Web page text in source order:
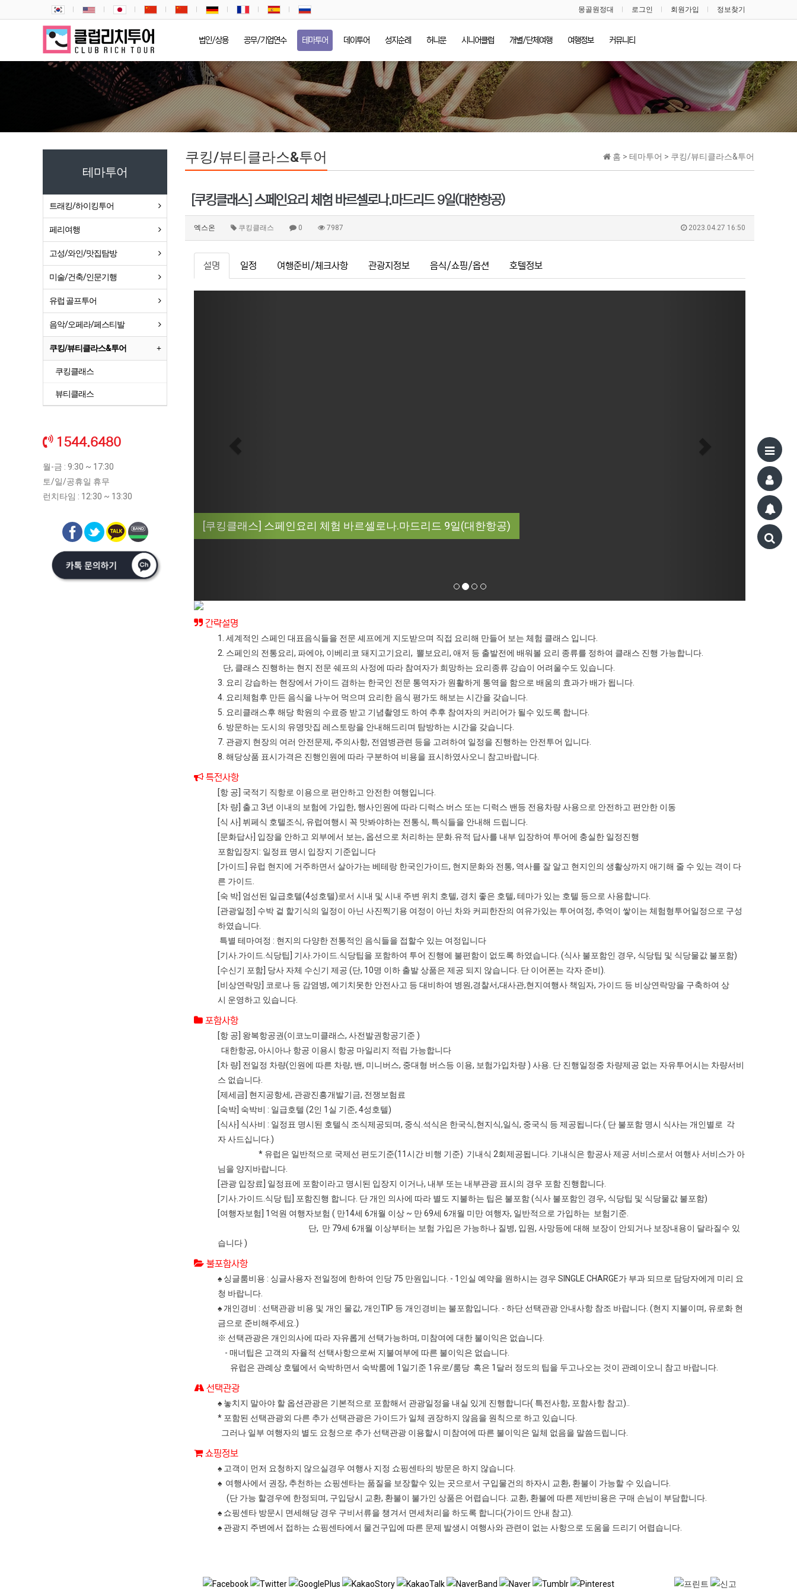
몽골원정대 로그인 회원가입 정보찾기
법인/상용 공무/기업연수 테마투어 데이투어 성지순례 허니문 시니어클럽 개별/단체여행 여행정보 커뮤니티
홈 > 테마투어 > 쿠킹/뷰티클라스&투어
쿠킹/뷰티클라스&투어
[쿠킹클래스] 스페인요리 체험 바르셀로나.마드리드 9일(대한항공)
엑스온 쿠킹클래스 0 7987 2023.04.27 16:50
설명 일정 여행준비/체크사항 관광지정보 음식/쇼핑/옵션 호텔정보
[쿠킹클래스] 스페인요리 체험 바르셀로나.마드리드 9일(대한항공)
간략설명
1. 세계적인 스페인 대표음식들을 전문 셰프에게 지도받으며 직접 요리해 만들어 보는 체험 클래스 입니다.
2. 스페인의 전통요리, 파에야, 이베리코 돼지고기요리, 뽈보요리, 애저 등 출발전에 배워볼 요리 종류를 정하여 클래스 진행 가능합니다.
단, 클래스 진행하는 현지 전문 쉐프의 사정에 따라 참여자가 희망하는 요리종류 강습이 어려울수도 있습니다.
3. 요리 강습하는 현장에서 가이드 겸하는 한국인 전문 통역자가 원활하게 통역을 함으로 배움의 효과가 배가 됩니다.
4. 요리체험후 만든 음식을 나누어 먹으며 요리한 음식 평가도 해보는 시간을 갖습니다.
5. 요리클래스후 해당 학원의 수료증 받고 기념촬영도 하여 추후 참여자의 커리어가 될수 있도록 합니다.
6. 방문하는 도시의 유명맛집 레스토랑을 안내해드리며 탐방하는 시간을 갖습니다.
7. 관광지 현장의 여러 안전문제, 주의사항, 전염병관련 등을 고려하여 일정을 진행하는 안전투어 입니다.
8. 해당상품 표시가격은 진행인원에 따라 구분하여 비용을 표시하였사오니 참고바랍니다.
특전사항
[항 공] 국적기 직항로 이용으로 편안하고 안전한 여행입니다.
[차 량] 출고 3년 이내의 보험에 가입한, 행사인원에 따라 디럭스 버스 또는 디럭스 밴등 전용차량 사용으로 안전하고 편안한 이동
[식 사] 뷔페식 호텔조식, 유럽여행시 꼭 맛봐야하는 전통식, 특식들을 안내해 드립니다.
[문화답사] 입장을 안하고 외부에서 보는, 옵션으로 처리하는 문화.유적 답사를 내부 입장하여 투어에 충실한 일정진행
포함입장지: 일정표 명시 입장지 기준입니다
[가이드] 유럽 현지에 거주하면서 살아가는 베테랑 한국인가이드, 현지문화와 전통, 역사를 잘 알고 현지인의 생활상까지 애기해 줄 수 있는 격이 다
른 가이드.
[숙 박] 엄선된 일급호텔(4성호텔)로서 시내 및 시내 주변 위치 호텔, 경치 좋은 호텔, 테마가 있는 호텔 등으로 사용합니다.
[관광일정] 수박 겉 핥기식의 일정이 아닌 사진찍기용 여정이 아닌 차와 커피한잔의 여유가있는 투어여정, 추억이 쌓이는 체험형투어일정으로 구성
하였습니다.
특별 테마여정 : 현지의 다양한 전통적인 음식들을 접할수 있는 여정입니다
[기사.가이드.식당팁] 기사.가이드.식당팁을 포함하여 투어 진행에 불편함이 없도록 하였습니다. (식사 불포함인 경우, 식당팁 및 식당물값 불포함)
[수신기 포함] 당사 자체 수신기 제공 (단, 10명 이하 출발 상품은 제공 되지 않습니다. 단 이어폰는 각자 준비).
[비상연락망] 코로나 등 감염병, 예기치못한 안전사고 등 대비하여 병원,경찰서,대사관,현지여행사 책임자, 가이드 등 비상연락망을 구축하여 상
시 운영하고 있습니다.
포함사항
[항 공] 왕복항공권(이코노미클래스, 사전발권항공기준 )
대한항공, 아시아나 항공 이용시 항공 마일리지 적립 가능합니다
[차 량] 전일정 차량(인원에 따른 차량, 밴, 미니버스, 중대형 버스등 이용, 보험가입차량 ) 사용. 단 진행일정중 차량제공 없는 자유투어시는 차량서비
스 없습니다.
[제세금] 현지공항세, 관광진흥개발기금, 전쟁보험료
[숙박] 숙박비 : 일급호텔 (2인 1실 기준, 4성호텔)
[식사] 식사비 : 일정표 명시된 호텔식 조식제공되며, 중식.석식은 한국식,현지식,일식, 중국식 등 제공됩니다.( 단 불포함 명시 식사는 개인별로 각
자 사드십니다.)
* 유럽은 일반적으로 국제선 편도기준(11시간 비행 기준) 기내식 2회제공됩니다. 기내식은 항공사 제공 서비스로서 여행사 서비스가 아
님을 양지바랍니다.
[관광 입장료] 일정표에 포함이라고 명시된 입장지 이거나, 내부 또는 내부관광 표시의 경우 포함 진행합니다.
[기사.가이드.식당 팁] 포함진행 합니다. 단 개인 의사에 따라 별도 지불하는 팁은 불포함 (식사 불포함인 경우, 식당팁 및 식당물값 불포함)
[여행자보험] 1억원 여행자보험 ( 만14세 6개월 이상 ~ 만 69세 6개월 미만 여행자, 일반적으로 가입하는 보험기준.
단, 만 79세 6개월 이상부터는 보험 가입은 가능하나 질병, 입원, 사망등에 대해 보장이 안되거나 보장내용이 달라질수 있
습니다 )
불포함사항
♠ 싱글룸비용 : 싱글사용자 전일정에 한하여 인당 75 만원입니다. - 1인실 예약을 원하시는 경우 SINGLE CHARGE가 부과 되므로 담당자에게 미리 요
청 바랍니다.
♠ 개인경비 : 선택관광 비용 및 개인 물값, 개인TIP 등 개인경비는 불포함입니다. - 하단 선택관광 안내사항 참조 바랍니다. (현지 지불이며, 유로화 현
금으로 준비해주세요.)
※ 선택관광은 개인의사에 따라 자유롭게 선택가능하며, 미참여에 대한 불이익은 없습니다.
- 매너팁은 고객의 자율적 선택사항으로써 지불여부에 따른 불이익은 없습니다.
유럽은 관례상 호텔에서 숙박하면서 숙박룸에 1일기준 1유로/룸당 혹은 1달러 정도의 팁을 두고나오는 것이 관례이오니 참고 바랍니다.
선택관광
♠ 놓치지 말아야 할 옵션관광은 기본적으로 포함해서 관광일정을 내실 있게 진행합니다( 특전사항, 포함사항 참고)..
* 포함된 선택관광외 다른 추가 선택관광은 가이드가 일체 권장하지 않음을 원칙으로 하고 있습니다.
그러나 일부 여행자의 별도 요청으로 추가 선택관광 이용할시 미참여에 따른 불이익은 일체 없음을 말씀드립니다.
쇼핑정보
♠ 고객이 먼저 요청하지 않으실경우 여행사 지정 쇼핑센타의 방문은 하지 않습니다.
♠ 여행사에서 권장, 추천하는 쇼핑센타는 품질을 보장할수 있는 곳으로서 구입물건의 하자시 교환, 환불이 가능할 수 있습니다.
(단 가능 할경우에 한정되며, 구입당시 교환, 환불이 불가인 상품은 어렵습니다. 교환, 환불에 따른 제반비용은 구매 손님이 부담합니다.
♠ 쇼핑센타 방문시 면세해당 경우 구비서류을 챙겨서 면세처리을 하도록 합니다(가이드 안내 참고).
♠ 관광지 주변에서 접하는 쇼핑센타에서 물건구입에 따른 문제 발생시 여행사와 관련이 없는 사항으로 도움을 드리기 어렵습니다.
테마투어
트래킹/하이킹투어
페리여행
고성/와인/맛집탐방
미술/건축/인문기행
유럽 골프투어
음악/오페라/페스티발
쿠킹/뷰티클라스&투어
쿠킹클래스
뷰티클래스
1544.6480
월-금 : 9:30 ~ 17:30
토/일/공휴일 휴무
런치타임 : 12:30 ~ 13:30